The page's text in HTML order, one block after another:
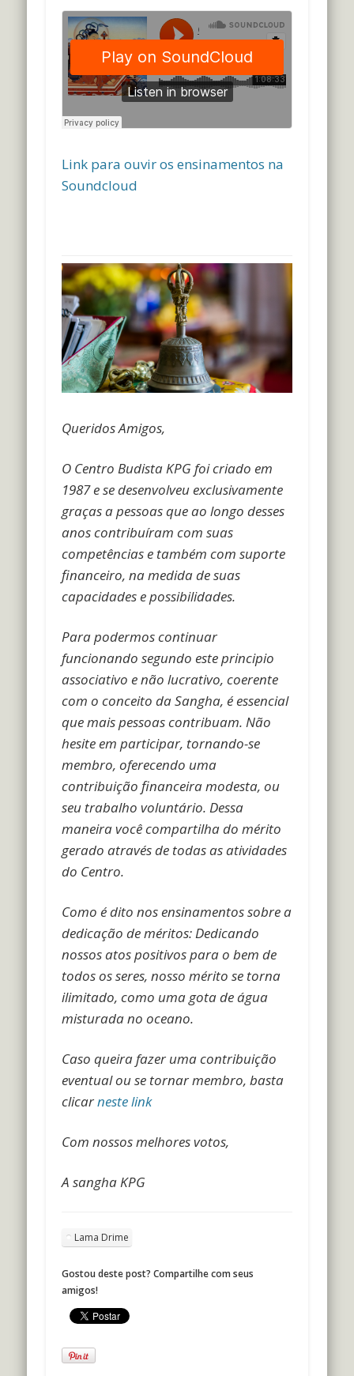
Link para ouvir os ensinamentos na
Soundcloud
Queridos Amigos,
O Centro Budista KPG foi criado em
1987 e se desenvolveu exclusivamente
graças a pessoas que ao longo desses
anos contribuíram com suas
competências e também com suporte
financeiro, na medida de suas
capacidades e possibilidades.
Para podermos continuar
funcionando segundo este principio
associativo e não lucrativo, coerente
com o conceito da Sangha, é essencial
que mais pessoas contribuam. Não
hesite em participar, tornando-se
membro, oferecendo uma
contribuição financeira modesta, ou
seu trabalho voluntário. Dessa
maneira você compartilha do mérito
gerado através de todas as atividades
do Centro.
Como é dito nos ensinamentos sobre a
dedicação de méritos: Dedicando
nossos atos positivos para o bem de
todos os seres, nosso mérito se torna
ilimitado, como uma gota de água
misturada no oceano.
Caso queira fazer uma contribuição
eventual ou se tornar membro, basta
clicarneste link
Com nossos melhores votos,
A sangha KPG
Lama Drime
Gostou deste post? Compartilhe com seus
amigos!